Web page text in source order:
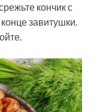
кончик с
завитушки.